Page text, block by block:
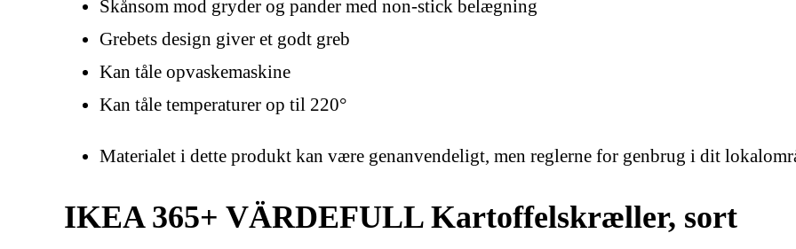
Skånsom mod gryder og pander med non-stick belægning
Grebets design giver et godt greb
Kan tåle opvaskemaskine
Kan tåle temperaturer op til 220°
Materialet i dette produkt kan være genanvendeligt, men reglerne for genbrug i dit
IKEA 365+ VÄRDEFULL Kartoffelskræller, sort